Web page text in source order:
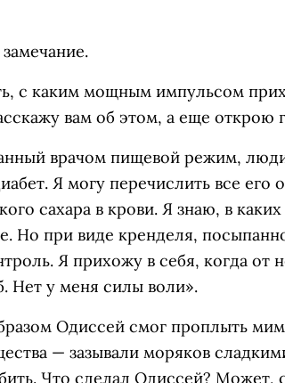
с каким мощным импульсом
вам об этом, а еще открою
врачом пищевой режим,
Я могу перечислить все его
сахара в крови. Я знаю, в
Но при виде кренделя,
Я прихожу в себя, когда от
Нет у меня силы воли».
Одиссей смог проплыть
— зазывали моряков
Что сделал Одиссей? Может,